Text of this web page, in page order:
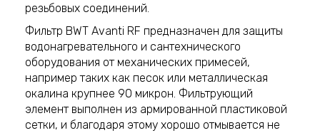
резьбовых соединений.
Фильтр BWT Avanti RF предназначен для защиты
водонагревательного и сантехнического
оборудования от механических примесей,
например таких как песок или металлическая
окалина крупнее 90 микрон. Фильтрующий
элемент выполнен из армированной пластиковой
сетки, и благодаря этому хорошо отмывается не